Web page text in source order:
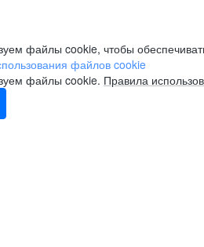
файлы cookie, чтобы
файлов cookie
файлы cookie. Правила